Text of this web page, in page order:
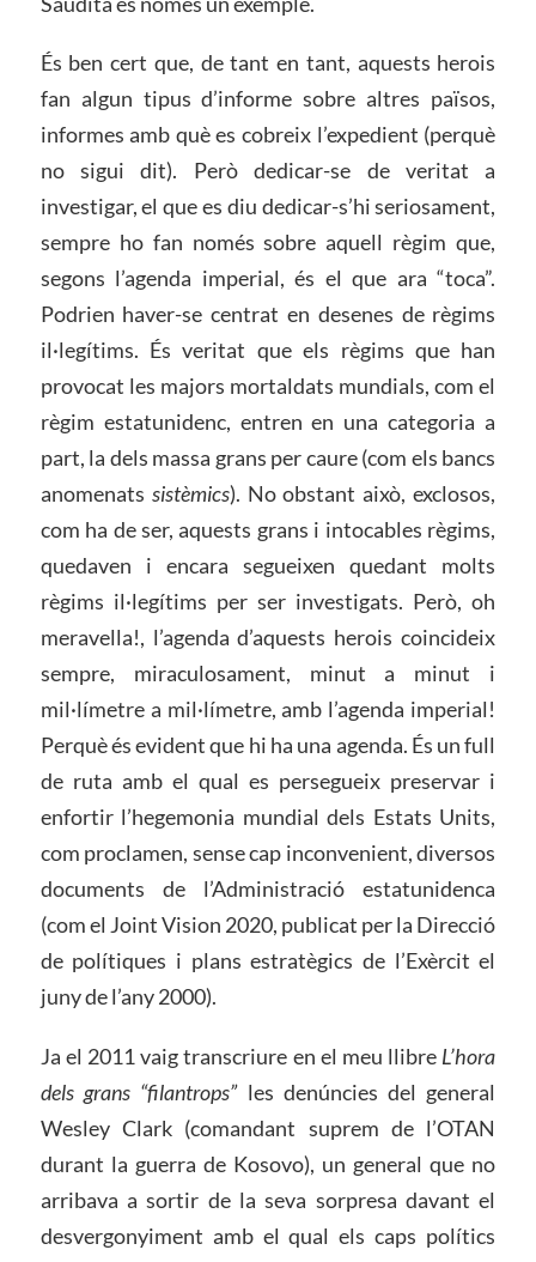
És ben cert que, de tant en tant, aquests herois
fan algun tipus d’informe sobre altres països,
informes amb què es cobreix l’expedient (perquè
no sigui dit). Però dedicar-se de veritat a
investigar, el que es diu dedicar-s’hi seriosament,
sempre ho fan només sobre aquell règim que,
segons l’agenda imperial, és el que ara “toca”.
Podrien haver-se centrat en desenes de règims
il·legítims. És veritat que els règims que han
provocat les majors mortaldats mundials, com el
règim estatunidenc, entren en una categoria a
part, la dels massa grans per caure (com els bancs
anomenats sistèmics). No obstant això, exclosos,
com ha de ser, aquests grans i intocables règims,
quedaven i encara segueixen quedant molts
règims il·legítims per ser investigats. Però, oh
meravella!, l’agenda d’aquests herois coincideix
sempre, miraculosament, minut a minut i
mil·límetre a mil·límetre, amb l’agenda imperial!
Perquè és evident que hi ha una agenda. És un full
de ruta amb el qual es persegueix preservar i
enfortir l’hegemonia mundial dels Estats Units,
com proclamen, sense cap inconvenient, diversos
documents de l’Administració estatunidenca
(com el Joint Vision 2020, publicat per la Direcció
de polítiques i plans estratègics de l’Exèrcit el
juny de l’any 2000).
Ja el 2011 vaig transcriure en el meu llibre L’hora
dels grans “filantrops”les denúncies del general
Wesley Clark (comandant suprem de l’OTAN
durant la guerra de Kosovo), un general que no
arribava a sortir de la seva sorpresa davant el
desvergonyiment amb el qual els caps polítics